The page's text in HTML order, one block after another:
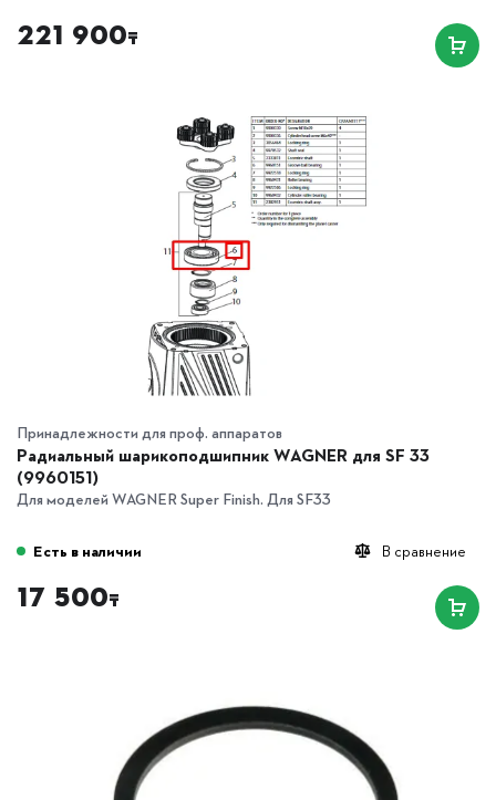
221 900₸
Принадлежности для проф. аппаратов
Радиальный шарикоподшипник WAGNER для SF 33
(9960151)
Для моделей WAGNER Super Finish. Для SF33
В сравнение
Есть в наличии
17 500₸